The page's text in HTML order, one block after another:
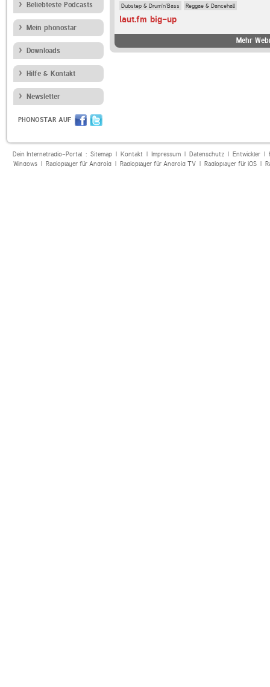
Beliebteste Podcasts
Mein phonostar
Downloads
Hilfe & Kontakt
Newsletter
PHONOSTAR AUF
Dubstep & Drum'n'Bass Reggae & Dancehall
laut.fm big-up
Mehr
Dein Internetradio-Portal : Sitemap| Kontakt| Impressum| Datenschutz| Entwickler|
Windows| Radioplayer für Android| Radioplayer für Android TV| Radioplayer für iOS|